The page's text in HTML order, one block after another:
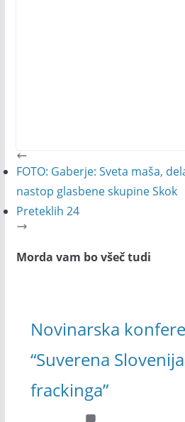
FOTO: Gaberje: Sveta maša,
nastop glasbene skupine Skok
Preteklih 24
Morda vam bo všeč tudi
Novinarska
“Suverena
frackinga”